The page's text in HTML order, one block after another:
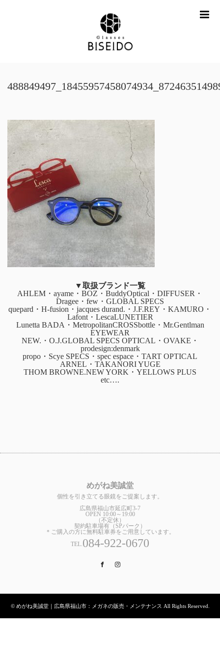
▼取扱ブランド一覧
AHLEM・ayame・BOZ・BuddyOptical・DIFFUSER・
Dragee・few・GLOBAL SPECS
quepard・H-fusion・jacques durand.・J.F.REY・KAMURO・
Lafont・LescaLUNETIER
Lunetta BADA・MetropolitanCROSSbottle・Mr.Gentlman
EYEWEAR
NEW.・O.J.GLOBAL SPECS OPTICAL・OVAKE・
prodesign:denmark
propo・Scye SPECS・spec espace・TART OPTICAL
ARNEL・TAKANORI YUGE
THOM BROWNE.NEW YORK・YELLOWS PLUS
etc….
めがね美誠堂
個性を引き立てる眼鏡をご提案します。
広島県福山市延広町3-7
OPEN 10:00～19:00
（不定休）
契約駐車場有（SPパーク）
＊ご購入の方に無料駐車券をご用意しています。
TEL.084-922-0670
Facebook
© めがね美誠堂｜広島県福山市：メガネの販売・メンテナンス All Rights Reserved.